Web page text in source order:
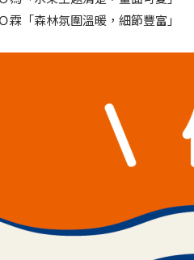
霖「森林氛圍溫暖，細節豐富」